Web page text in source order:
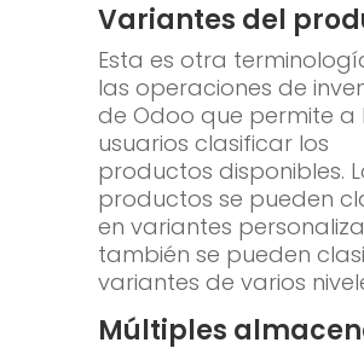
Variantes del
Esta es otra
las operaciones de
de Odoo que permite a
usuarios clasificar los
productos disponibles.
productos se pueden
en variantes
también se pueden
variantes de varios
Múltiples